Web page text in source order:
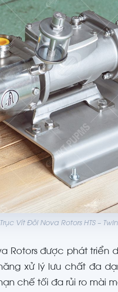
Vít Đôi Nova Rotors HTS –
Rotors được phát triển
xử lý lưu chất đa
chế tối đa rủi ro mài